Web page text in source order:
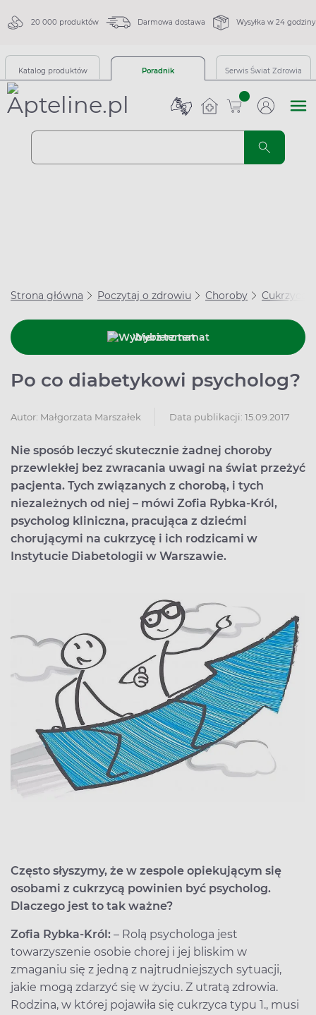
20 000 produktów Darmowa dostawa Wysyłka w 24 godziny
Katalog produktów Poradnik Serwis Świat Zdrowia
sztuk
Strona główna Poczytaj o zdrowiu Choroby Cukrzyca
Wybierz temat
Po co diabetykowi psycholog?
Autor: Małgorzata Marszałek Data publikacji: 15.09.2017
Nie sposób leczyć skutecznie żadnej choroby
przewlekłej bez zwracania uwagi na świat przeżyć
pacjenta. Tych związanych z chorobą, i tych
niezależnych od niej – mówi Zofia Rybka-Król,
psycholog kliniczna, pracująca z dziećmi
chorującymi na cukrzycę i ich rodzicami w
Instytucie Diabetologii w Warszawie.
Często słyszymy, że w zespole opiekującym się
osobami z cukrzycą powinien być psycholog.
Dlaczego jest to tak ważne?
Zofia Rybka-Król: – Rolą psychologa jest
towarzyszenie osobie chorej i jej bliskim w
zmaganiu się z jedną z najtrudniejszych sytuacji,
jakie mogą zdarzyć się w życiu. Z utratą zdrowia.
Rodzina, w której pojawiła się cukrzyca typu 1., musi